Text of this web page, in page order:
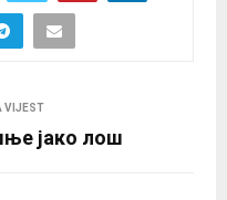
VIJEST
јако лош